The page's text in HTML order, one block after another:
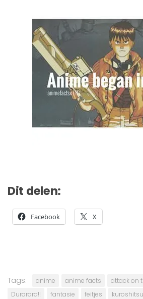
Dit delen:
Facebook X
Tags: anime anime facts attack on
Durarara!!
fantasie feitjes